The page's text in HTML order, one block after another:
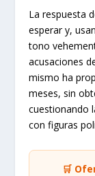
La respuesta
esperar y,
tono
acusaciones
mismo ha
meses, sin
cuestionando
con figuras
🛒